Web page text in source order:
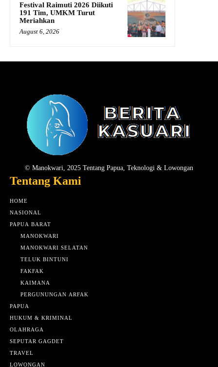
Festival Raimuti 2026 Diikuti
191 Tim, UMKM Turut
Meriahkan
August 6, 2026
© Manokwari, 2025 Tentang Papua, Teknologi & Lowongan
Tentang Kami
HOME
NASIONAL
PAPUA BARAT
MANOKWARI
MANOKWARI SELATAN
TELUK BINTUNI
FAKFAK
KAIMANA
PERGUNUNGAN ARFAK
PAPUA
HUKUM & KRIMINAL
OLAHRAGA
SEPUTAR GAGDET
TRAVEL
LOWONGAN